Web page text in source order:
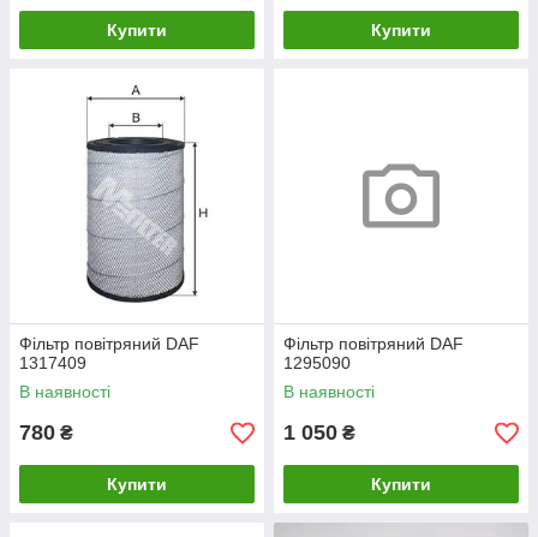
Купити Купити
Фільтр повітряний DAF
1317409
В наявності
780 ₴
Купити
Фільтр повітряний DAF
1295090
В наявності
1 050 ₴
Купити